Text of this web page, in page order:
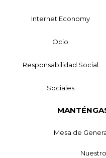
Internet Economy
Ocio
Responsabilidad Social
Sociales
Mesa de